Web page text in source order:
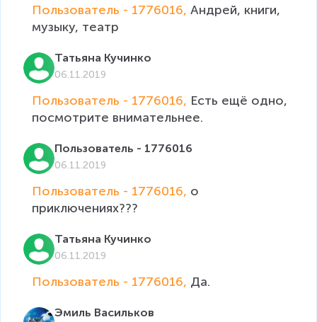
Пользователь - 1776016, Андрей, книги,
музыку, театр
Татьяна Кучинко
06.11.2019
Пользователь - 1776016, Есть ещё одно,
посмотрите внимательнее.
Пользователь - 1776016
06.11.2019
Пользователь - 1776016, о
приключениях???
Татьяна Кучинко
06.11.2019
Пользователь - 1776016, Да.
Эмиль Васильков